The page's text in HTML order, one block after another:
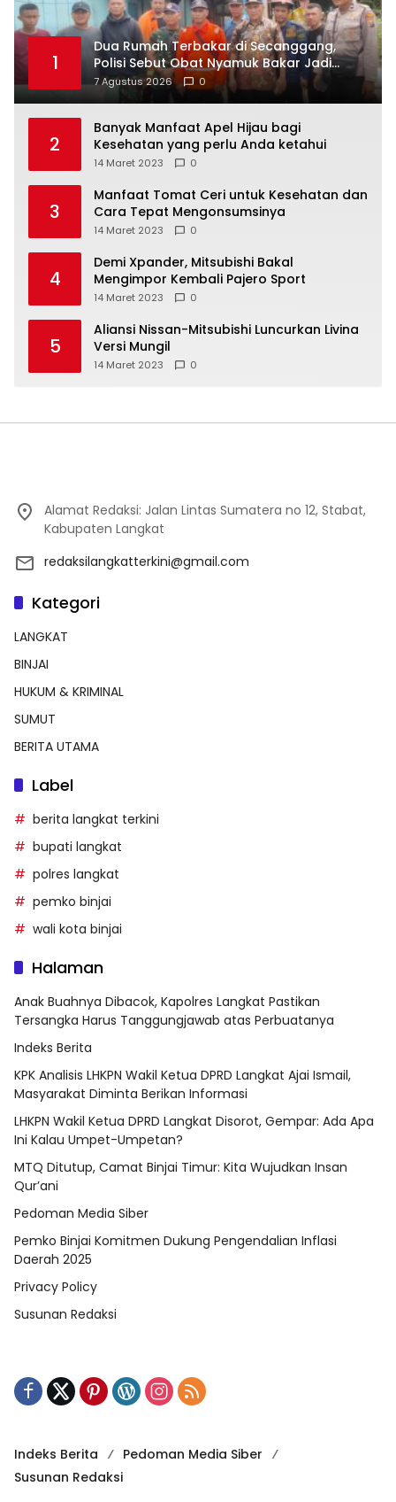
1
Dua Rumah Terbakar di Secanggang,
Polisi Sebut Obat Nyamuk Bakar Jadi
Dugaan Pemicu
7 Agustus 2026 0
2
Banyak Manfaat Apel Hijau bagi
Kesehatan yang perlu Anda ketahui
14 Maret 2023 0
3
Manfaat Tomat Ceri untuk Kesehatan dan
Cara Tepat Mengonsumsinya
14 Maret 2023 0
4
Demi Xpander, Mitsubishi Bakal
Mengimpor Kembali Pajero Sport
14 Maret 2023 0
5
Aliansi Nissan-Mitsubishi Luncurkan Livina
Versi Mungil
14 Maret 2023 0
Alamat Redaksi: Jalan Lintas Sumatera no 12, Stabat,
Kabupaten Langkat
redaksilangkatterkini@gmail.com
Kategori
LANGKAT
BINJAI
HUKUM & KRIMINAL
SUMUT
BERITA UTAMA
Label
berita langkat terkini
bupati langkat
polres langkat
pemko binjai
wali kota binjai
Halaman
Anak Buahnya Dibacok, Kapolres Langkat Pastikan
Tersangka Harus Tanggungjawab atas Perbuatanya
Indeks Berita
KPK Analisis LHKPN Wakil Ketua DPRD Langkat Ajai Ismail,
Masyarakat Diminta Berikan Informasi
LHKPN Wakil Ketua DPRD Langkat Disorot, Gempar: Ada Apa
Ini Kalau Umpet-Umpetan?
MTQ Ditutup, Camat Binjai Timur: Kita Wujudkan Insan
Qur’ani
Pedoman Media Siber
Pemko Binjai Komitmen Dukung Pengendalian Inflasi
Daerah 2025
Privacy Policy
Susunan Redaksi
Indeks Berita
Pedoman Media Siber
Susunan Redaksi